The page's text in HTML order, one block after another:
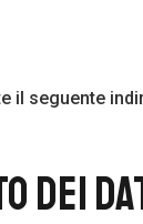
il seguente
DEI